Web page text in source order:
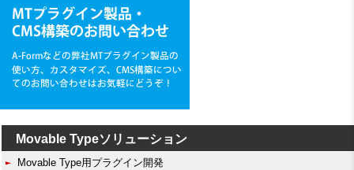
Movable Typeソリューション
Movable Type用プラグイン開発